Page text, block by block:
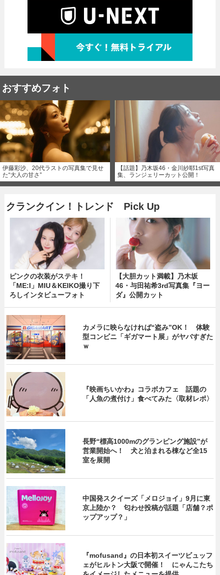
おすすめフォト
伊藤彩沙、20代ラストの写真集で見せ
た“大人の甘さ”
【話題】乃木坂46・金川紗耶1st写真
集、ランジェリーカット公開！
クランクイン！トレンド Pick Up
ピンクの衣装がステキ！
「ME:I」MIU＆KEIKO撮り下
ろしインタビューフォト
【大胆カット満載】乃木坂
46・与田祐希3rd写真集『ヨー
ダ』公開カット
カメラに映らなければ“盗み”OK！ 体験
型コンビニ「ギガマート展」がヤバすぎた
ｗ
『映画ちいかわ』コラボカフェ 話題の
「人魚の煮付け」食べてみた〈取材レポ〉
長野“標高1000mのグランピング施設”が
営業開始へ！ 犬と泊まれる棟など全15
室を展開
中国発スクイーズ「メロジョイ」9月に東
京上陸か？ 匂わせ投稿が話題「店舗？ポ
ップアップ？」
『mofusand』の日本初スイーツビュッフ
ェがヒルトン大阪で開催！ にゃんこたち